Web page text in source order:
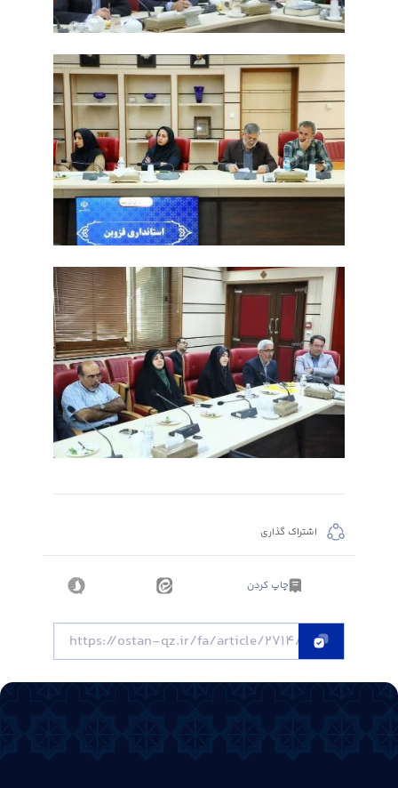
اشتراک گذاری
چاپ کردن